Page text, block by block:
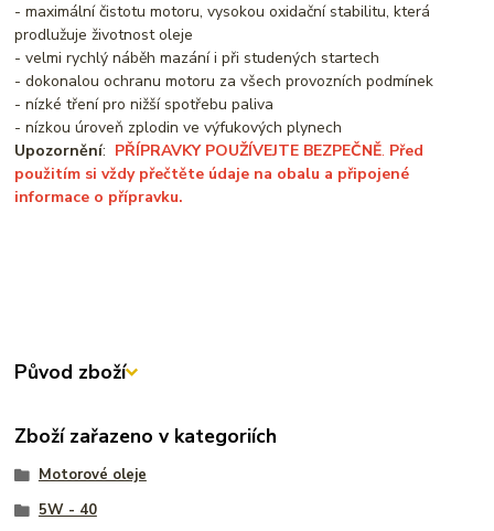
- maximální čistotu motoru, vysokou oxidační stabilitu, která
prodlužuje životnost oleje
- velmi rychlý náběh mazání i při studených startech
- dokonalou ochranu motoru za všech provozních podmínek
- nízké tření pro nižší spotřebu paliva
- nízkou úroveň zplodin ve výfukových plynech
Upozornění: PŘÍPRAVKY POUŽÍVEJTE BEZPEČNĚ. Před
použitím si vždy přečtěte údaje na obalu a připojené
informace o přípravku.
Původ zboží
Zboží zařazeno v kategoriích
Motorové oleje
5W - 40